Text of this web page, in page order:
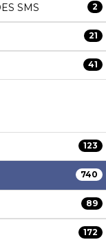
SMS 2
21
41
123
740
89
172